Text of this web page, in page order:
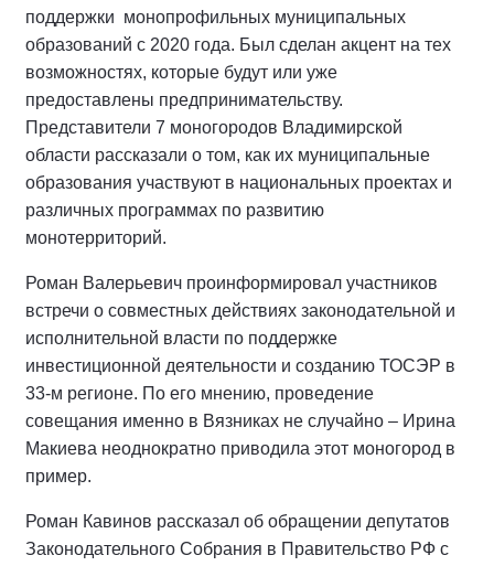
поддержки монопрофильных муниципальных
образований с 2020 года. Был сделан акцент на тех
возможностях, которые будут или уже
предоставлены предпринимательству.
Представители 7 моногородов Владимирской
области рассказали о том, как их муниципальные
образования участвуют в национальных проектах и
различных программах по развитию
монотерриторий.
Роман Валерьевич проинформировал участников
встречи о совместных действиях законодательной и
исполнительной власти по поддержке
инвестиционной деятельности и созданию ТОСЭР в
33-м регионе. По его мнению, проведение
совещания именно в Вязниках не случайно – Ирина
Макиева неоднократно приводила этот моногород в
пример.
Роман Кавинов рассказал об обращении депутатов
Законодательного Собрания в Правительство РФ с